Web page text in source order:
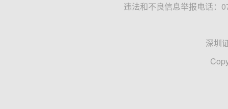
违法和不良信息举报电话：
深圳